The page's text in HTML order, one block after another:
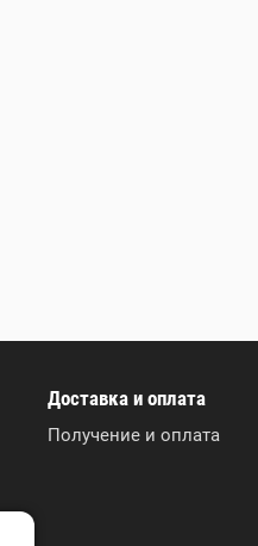
Доставка и оплата
Получение и оплата